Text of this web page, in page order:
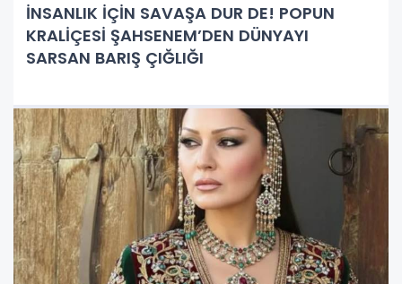
İNSANLIK İÇİN SAVAŞA DUR DE! POPUN
KRALİÇESİ ŞAHSENEM’DEN DÜNYAYI
SARSAN BARIŞ ÇIĞLIĞI